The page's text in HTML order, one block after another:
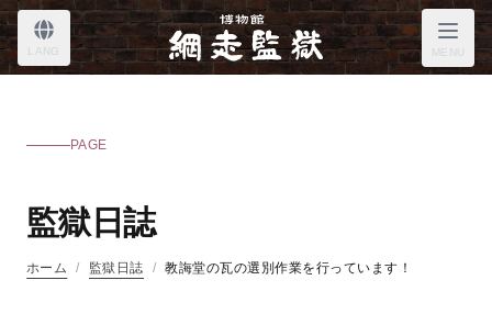
LANG MENU
PAGE
監獄日誌
ホーム / 監獄日誌 / 教誨堂の瓦の選別作業を行っています！